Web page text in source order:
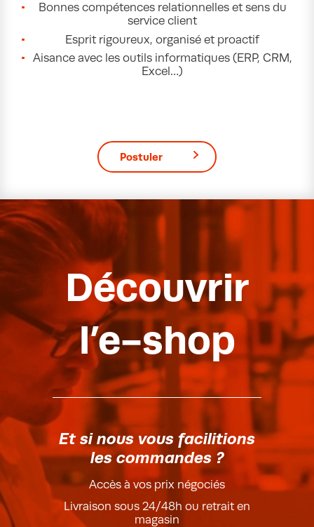
Bonnes compétences relationnelles et sens du
service client
Esprit rigoureux, organisé et proactif
Aisance avec les outils informatiques (ERP, CRM,
Excel…)
Postuler
Découvrir
l’e-shop
Et si nous vous facilitions
les commandes ?
Accès à vos prix négociés
Livraison sous 24/48h ou retrait en
magasin